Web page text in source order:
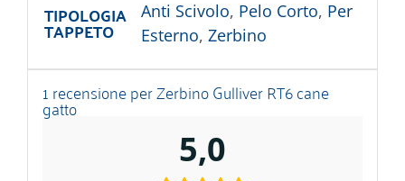
TIPOLOGIA
TAPPETO
Anti Scivolo, Pelo Corto, Per
Esterno, Zerbino
1 recensione perZerbino Gulliver RT6 cane
gatto
5,0